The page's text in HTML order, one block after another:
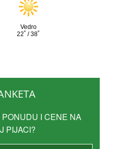
I CENE NA
PIJACI?